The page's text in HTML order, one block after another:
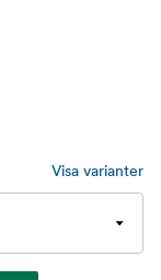
Visa varianter